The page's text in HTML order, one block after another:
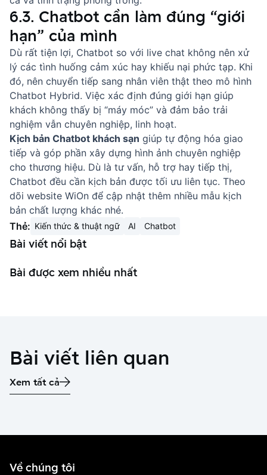
6.3. Chatbot cần làm đúng “giới
hạn” của mình
Dù rất tiện lợi, Chatbot so với live chat không nên xử
lý các tình huống cảm xúc hay khiếu nại phức tạp. Khi
đó, nên chuyển tiếp sang nhân viên thật theo mô hình
Chatbot Hybrid. Việc xác định đúng giới hạn giúp
khách không thấy bị “máy móc” và đảm bảo trải
nghiệm vẫn chuyên nghiệp, linh hoạt.
Kịch bản Chatbot khách sạn giúp tự động hóa giao
tiếp và góp phần xây dựng hình ảnh chuyên nghiệp
cho thương hiệu. Dù là tư vấn, hỗ trợ hay tiếp thị,
Chatbot đều cần kịch bản được tối ưu liên tục. Theo
dõi website WiOn để cập nhật thêm nhiều mẫu kịch
bản chất lượng khác nhé.
Thẻ: Kiến thức & thuật ngữ AI Chatbot
Bài viết nổi bật
Bài được xem nhiều nhất
Bài viết liên quan
Xem tất cả
Về chúng tôi